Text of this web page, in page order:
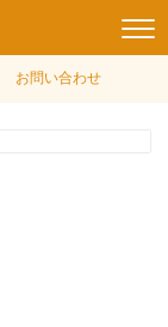
お問い合わせ